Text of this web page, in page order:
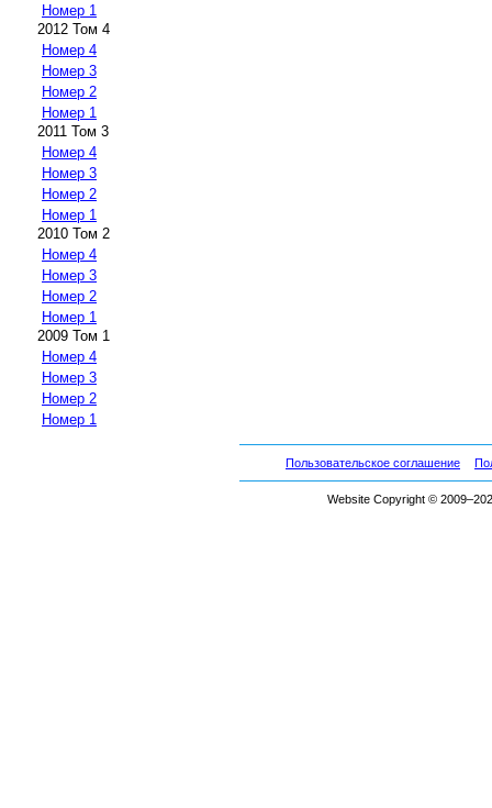
Номер 1
2012 Том 4
Номер 4
Номер 3
Номер 2
Номер 1
2011 Том 3
Номер 4
Номер 3
Номер 2
Номер 1
2010 Том 2
Номер 4
Номер 3
Номер 2
Номер 1
2009 Том 1
Номер 4
Номер 3
Номер 2
Номер 1
Пользовательское соглашение
Website Copyright ©